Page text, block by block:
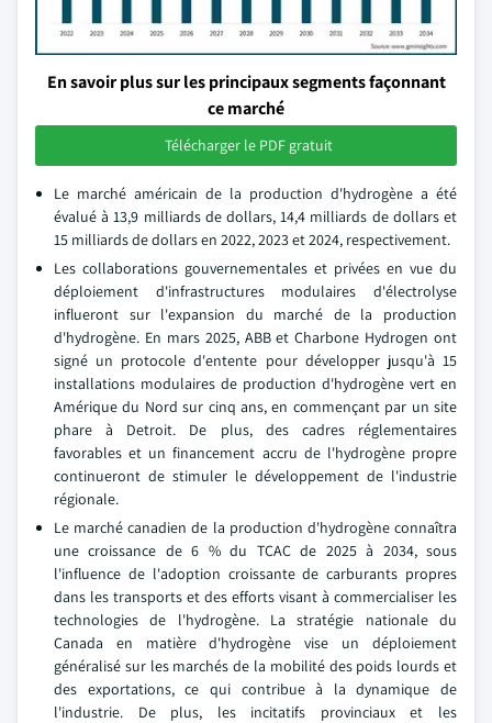
En savoir plus sur les principaux segments façonnant
ce marché
Télécharger le PDF gratuit
Le marché américain de la production d'hydrogène a été
évalué à 13,9 milliards de dollars, 14,4 milliards de dollars et
15 milliards de dollars en 2022, 2023 et 2024, respectivement.
Les collaborations gouvernementales et privées en vue du
déploiement d'infrastructures modulaires d'électrolyse
influeront sur l'expansion du marché de la production
d'hydrogène. En mars 2025, ABB et Charbone Hydrogen ont
signé un protocole d'entente pour développer jusqu'à 15
installations modulaires de production d'hydrogène vert en
Amérique du Nord sur cinq ans, en commençant par un site
phare à Detroit. De plus, des cadres réglementaires
favorables et un financement accru de l'hydrogène propre
continueront de stimuler le développement de l'industrie
régionale.
Le marché canadien de la production d'hydrogène connaîtra
une croissance de 6 % du TCAC de 2025 à 2034, sous
l'influence de l'adoption croissante de carburants propres
dans les transports et des efforts visant à commercialiser les
technologies de l'hydrogène. La stratégie nationale du
Canada en matière d'hydrogène vise un déploiement
généralisé sur les marchés de la mobilité des poids lourds et
des exportations, ce qui contribue à la dynamique de
l'industrie. De plus, les incitatifs provinciaux et les